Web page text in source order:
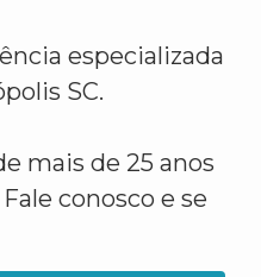
especializada
SC.
mais de 25 anos
conosco e se